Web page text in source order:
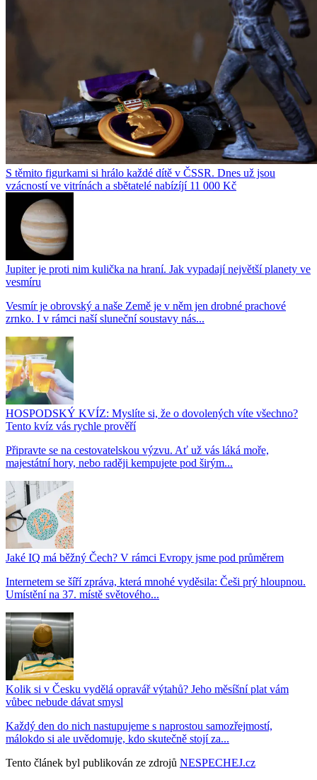
S těmito figurkami si hrálo každé dítě v ČSSR. Dnes už jsou
vzácností ve vitrínách a sbětatelé nabízíjí 11 000 Kč
Jupiter je proti nim kulička na hraní. Jak vypadají největší planety ve
vesmíru
Vesmír je obrovský a naše Země je v něm jen drobné prachové
zrnko. I v rámci naší sluneční soustavy nás...
HOSPODSKÝ KVÍZ: Myslíte si, že o dovolených víte všechno?
Tento kvíz vás rychle prověří
Připravte se na cestovatelskou výzvu. Ať už vás láká moře,
majestátní hory, nebo raději kempujete pod širým...
Jaké IQ má běžný Čech? V rámci Evropy jsme pod průměrem
Internetem se šíří zpráva, která mnohé vyděsila: Češi prý hloupnou.
Umístění na 37. místě světového...
Kolik si v Česku vydělá opravář výtahů? Jeho měsíšní plat vám
vůbec nebude dávat smysl
Každý den do nich nastupujeme s naprostou samozřejmostí,
málokdo si ale uvědomuje, kdo skutečně stojí za...
Tento článek byl publikován ze zdrojů NESPECHEJ.cz